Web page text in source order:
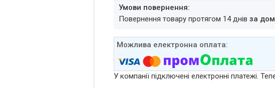
повернення товару протягом 14 днівза
У компанії підключені електронні платежі.